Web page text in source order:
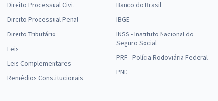
Direito Processual Civil
Direito Processual Penal
Direito Tributário
Leis
Leis Complementares
Remédios Constitucionais
Banco do Brasil
IBGE
INSS - Instituto Nacional do
Seguro Social
PRF - Polícia Rodoviária Federal
PND